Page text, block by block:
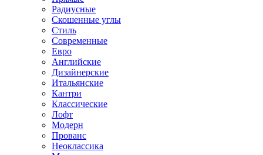
Радиусные
Скошенные углы
Стиль
Современные
Евро
Английские
Дизайнерские
Итальянские
Кантри
Классические
Лофт
Модерн
Прованс
Неоклассика